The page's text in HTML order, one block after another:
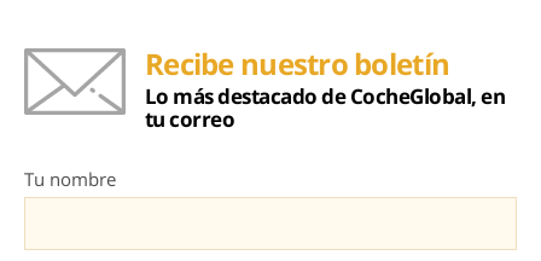
Recibe nuestro boletín
Lo más destacado de CocheGlobal, en
tu correo
Tu nombre